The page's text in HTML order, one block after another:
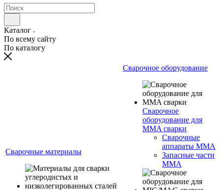
Каталог
По всему сайту
По каталогу
Сварочные материалы
Сварочное оборудование
Сварочное
оборудование для
MMA сварки
Сварочные
аппараты MMA
Запасные части
MMA